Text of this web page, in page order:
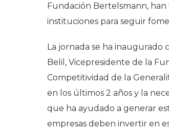
Fundación Bertelsmann,
instituciones para seguir
La jornada se ha inaugurado
Belil, Vicepresidente de la
Competitividad de la
en los últimos 2 años y la
que ha ayudado a generar
empresas deben invertir en